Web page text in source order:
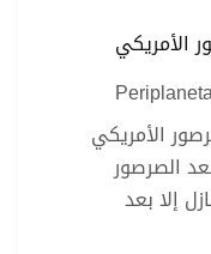
الأمريكي
الصرصور
إلا بعد